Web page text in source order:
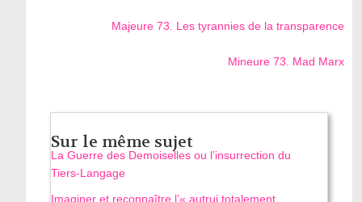
Majeure 73. Les tyrannies de la transparence
Mineure 73. Mad Marx
Sur le même sujet
La Guerre des Demoiselles ou l’insurrection du
Tiers-Langage
Imaginer et reconnaître l’« autrui totalement